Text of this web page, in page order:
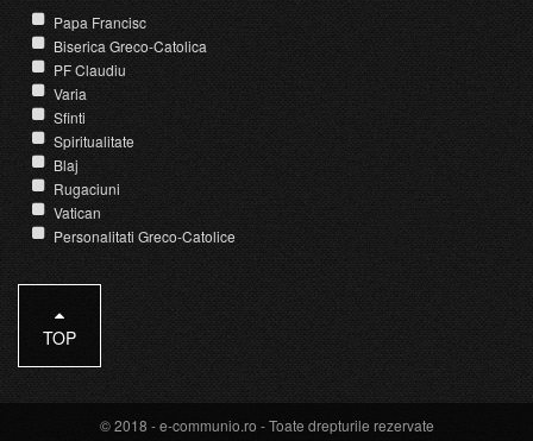
Papa Francisc
Biserica Greco-Catolica
PF Claudiu
Varia
Sfinti
Spiritualitate
Blaj
Rugaciuni
Vatican
Personalitati Greco-Catolice
TOP
© 2018 -e-communio.ro - Toate drepturile rezervate